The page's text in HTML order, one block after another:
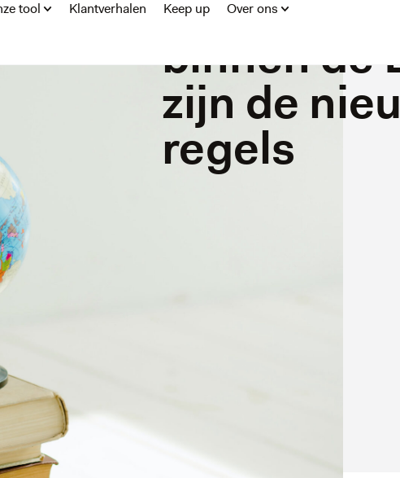
tool Klantverhalen Keep up Over ons
binnen de
zijn de
regels